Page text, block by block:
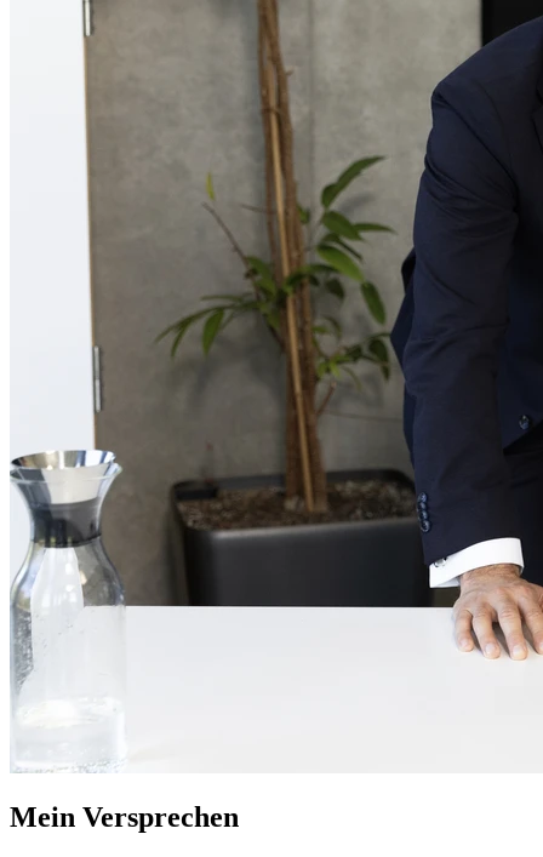
Mein Versprechen